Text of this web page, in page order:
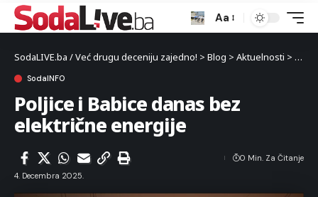
Aa
SodaLIVE.ba / Već drugu deceniju zajedno! > Blog > Aktuelnosti >
SodaINFO
Poljice i Babice danas bez
električne energije
4. Decembra 2025.
0 Min. Za Čitanje